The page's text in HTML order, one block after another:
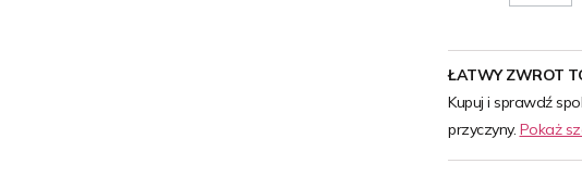
ŁATWY ZWROT
Kupuj i sprawdź
przyczyny. Pokaż